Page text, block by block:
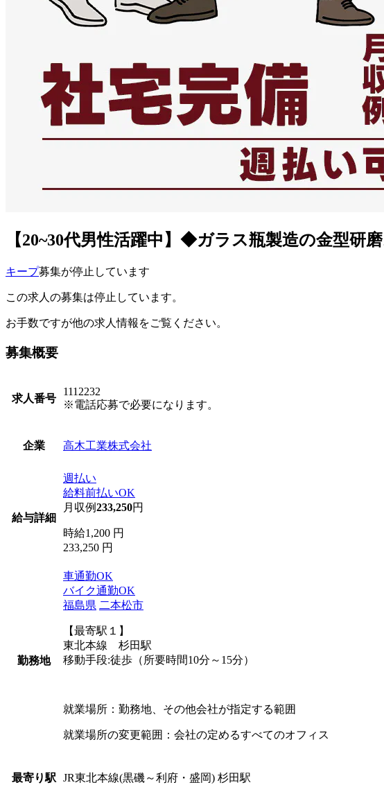
【20~30代男性活躍中】◆ガラス瓶製造の金型研
キープ募集が停止しています
この求人の募集は停止しています。
お手数ですが他の求人情報をご覧ください。
募集概要
求人番号
1112232
※電話応募で必要になります。
企業 高木工業株式会社
給与詳細
週払い
給料前払いOK
月収例233,250円
時給1,200 円
233,250 円
勤務地
車通勤OK
バイク通勤OK
福島県 二本松市
【最寄駅１】
東北本線 杉田駅
移動手段:徒歩（所要時間10分～15分）
就業場所：勤務地、その他会社が指定する範囲
就業場所の変更範囲：会社の定めるすべてのオフィス
最寄り駅 JR東北本線(黒磯～利府・盛岡) 杉田駅